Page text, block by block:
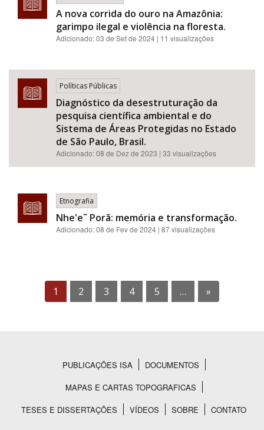
A nova corrida do ouro na Amazônia:
garimpo ilegal e violência na floresta.
Adicionado:03 de Set de 2024 | 11 visualizações
Políticas Públicas
Diagnóstico da desestruturação da
pesquisa científica ambiental e do
Sistema de Áreas Protegidas no Estado
de São Paulo, Brasil.
Adicionado:08 de Dez de 2023 | 33 visualizações
Etnografia
Nhe'e˜ Porã: memória e transformação.
Adicionado:08 de Fev de 2024 | 87 visualizações
1 2 3 4 5 … »
Rodapé
PUBLICAÇÕES ISA
DOCUMENTOS
MAPAS E CARTAS TOPOGRAFICAS
TESES E DISSERTAÇÕES
VÍDEOS SOBRE CONTATO